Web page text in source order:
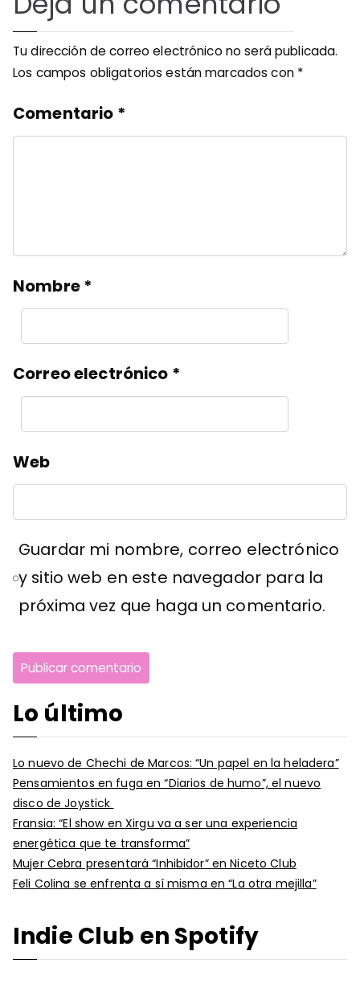
Tu dirección de correo electrónico no será publicada.
Los campos obligatorios están marcados con *
Comentario *
Nombre*
Correo electrónico *
Web
Guardar mi nombre, correo electrónico
y sitio web en este navegador para la
próxima vez que haga un comentario.
Lo último
Lo nuevo de Chechi de Marcos: “Un papel en la heladera”
Pensamientos en fuga en “Diarios de humo”, el nuevo
disco de Joystick
Fransia: “El show en Xirgu va a ser una experiencia
energética que te transforma”
Mujer Cebra presentará “Inhibidor” en Niceto Club
Feli Colina se enfrenta a sí misma en “La otra mejilla”
Indie Club en Spotify